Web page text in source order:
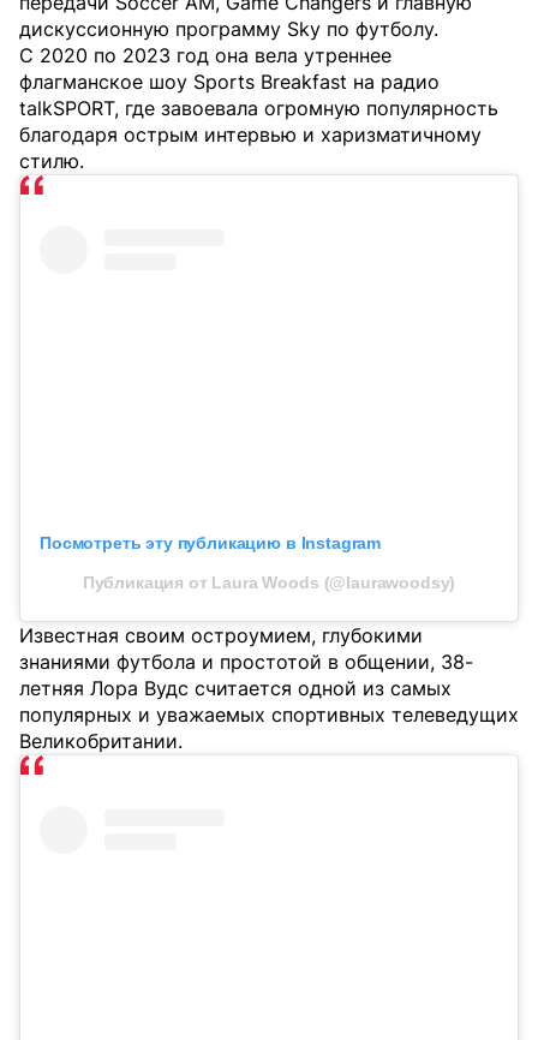
дискуссионную программу Sky по футболу.
С 2020 по 2023 год она вела утреннее
флагманское шоу Sports Breakfast на радио
talkSPORT, где завоевала огромную популярность
благодаря острым интервью и харизматичному
стилю.
Посмотреть эту публикацию в Instagram
Публикация от Laura Woods (@laurawoodsy)
Известная своим остроумием, глубокими
знаниями футбола и простотой в общении, 38-
летняя Лора Вудс считается одной из самых
популярных и уважаемых спортивных телеведущих
Великобритании.